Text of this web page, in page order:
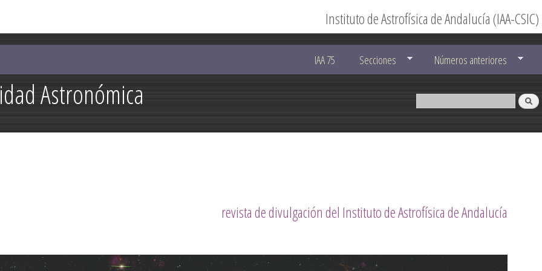
contenido
principal
Astronómica
Instituto de Astrofísica de Andalucía (IAA-CSIC)
IAA 75 Secciones Números anteriores
revista de divulgación del Instituto de Astrofísica de Andalucía